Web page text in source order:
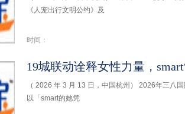
《人宠出行文明公约》及
时间：
19城联动诠释女性力量，
（ 2026 年 3 月 13 日，中国杭州） 2026年三八
以「smart的她凭